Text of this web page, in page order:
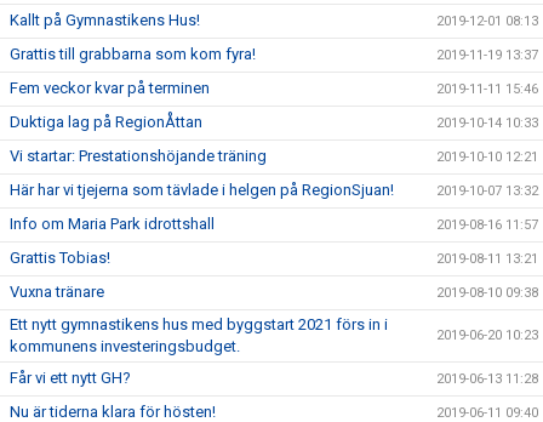
Kallt på Gymnastikens Hus! 2019-12-01 08:13
Grattis till grabbarna som kom fyra! 2019-11-19 13:37
Fem veckor kvar på terminen 2019-11-11 15:46
Duktiga lag på RegionÅttan 2019-10-14 10:33
Vi startar: Prestationshöjande träning 2019-10-10 12:21
Här har vi tjejerna som tävlade i helgen på RegionSjuan! 2019-10-07 13:32
Info om Maria Park idrottshall 2019-08-16 11:57
Grattis Tobias! 2019-08-11 13:21
Vuxna tränare 2019-08-10 09:38
Ett nytt gymnastikens hus med byggstart 2021 förs in i
kommunens investeringsbudget.
2019-06-20 10:23
Får vi ett nytt GH? 2019-06-13 11:28
Nu är tiderna klara för hösten! 2019-06-11 09:40